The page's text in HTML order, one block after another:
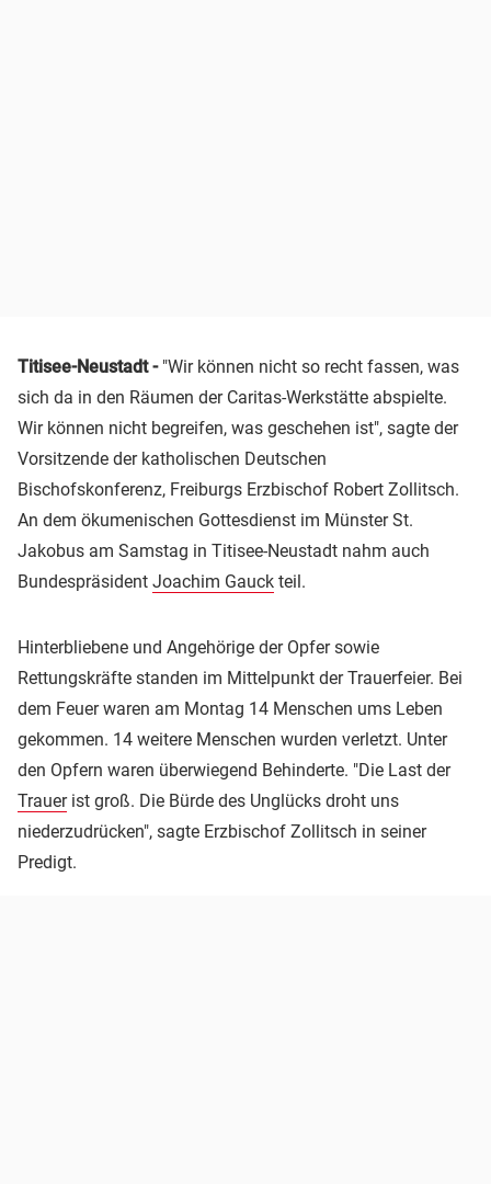
Titisee-Neustadt - "Wir können nicht so recht fassen, was
sich da in den Räumen der Caritas-Werkstätte abspielte.
Wir können nicht begreifen, was geschehen ist", sagte der
Vorsitzende der katholischen Deutschen
Bischofskonferenz, Freiburgs Erzbischof Robert Zollitsch.
An dem ökumenischen Gottesdienst im Münster St.
Jakobus am Samstag in Titisee-Neustadt nahm auch
Bundespräsident Joachim Gauck teil.
Hinterbliebene und Angehörige der Opfer sowie
Rettungskräfte standen im Mittelpunkt der Trauerfeier. Bei
dem Feuer waren am Montag 14 Menschen ums Leben
gekommen. 14 weitere Menschen wurden verletzt. Unter
den Opfern waren überwiegend Behinderte. "Die Last der
Trauerist groß. Die Bürde des Unglücks droht uns
niederzudrücken", sagte Erzbischof Zollitsch in seiner
Predigt.